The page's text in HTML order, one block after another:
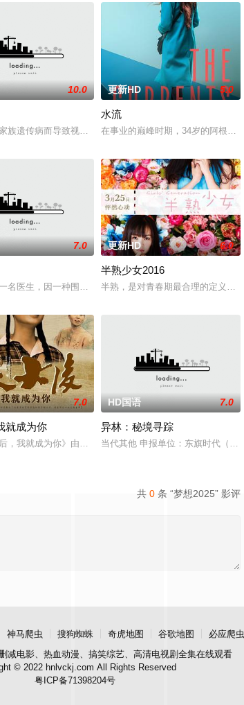
主编姚松、老乡韩战、二房东杨小
零食，以及人们来到那里展开一段魔法般的故事。
10.0
族遗传病而导致视力逐渐丧失的摄影师瑞真展开。在面对
更新HD 5.0
水流
在事业的巅峰时期，34岁的阿根廷
萨斯州的旅程，寻求紧急医疗救助
the b
7.0
名医生，因一种围绕“废用身”——因瘫痪等原因已无恢复
更新HD 6.0
半熟少女2016
半熟，是对青春期最合理的定义，
走出了困住他的亲情隔阂，和父亲
就麻醉过后他该如何面对现实，能改变他的命运的是谁？
7.0
就成为你
，我就成为你》由中共四川省第十一届党代表、第十二届
HD国语 7.0
异林：秘境寻踪
当代其他 申报单位：东旗时代（北
共 0 条 “梦想2025” 影评
神马爬虫 搜狗蜘蛛 奇虎地图 谷歌地图
必应爬虫
减电影、热血动漫、搞笑综艺、高清电视剧全集在线观看
© 2022 hnlvckj.com All Rights Reserved
粤ICP备71398204号